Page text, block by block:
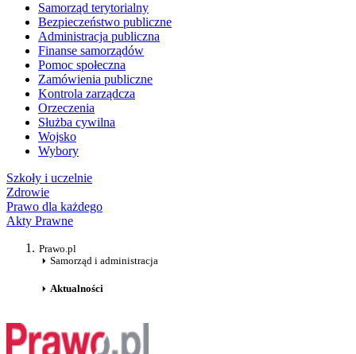
Samorząd terytorialny
Bezpieczeństwo publiczne
Administracja publiczna
Finanse samorządów
Pomoc społeczna
Zamówienia publiczne
Kontrola zarządcza
Orzeczenia
Służba cywilna
Wojsko
Wybory
Szkoły i uczelnie
Zdrowie
Prawo dla każdego
Akty Prawne
Prawo.pl
Samorząd i administracja
Aktualności